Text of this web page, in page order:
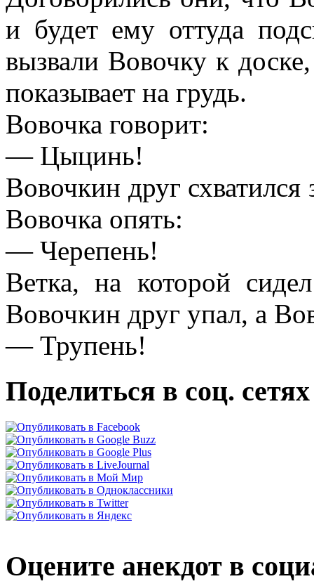
и будет ему оттуда
вызвали Вовочку к
показывает на грудь.
Вовочка говорит:
— Цыцинь!
Вовочкин друг
Вовочка опять:
— Черепень!
Ветка, на которой
Вовочкин друг упал, а
— Трупень!
Поделиться в соц. сетях
Оцените анекдот в